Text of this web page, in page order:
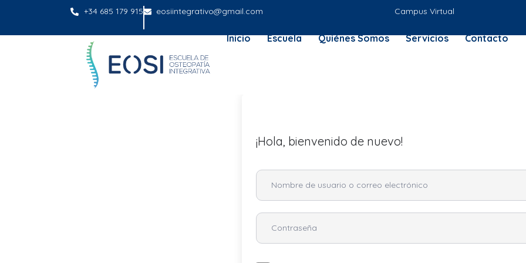
+34 685 179 915 eosiintegrativo@gmail.com Campus Virtual
Inicio Escuela Quiénes Somos Servicios Contacto
¡Hola, bienvenido de nuevo!